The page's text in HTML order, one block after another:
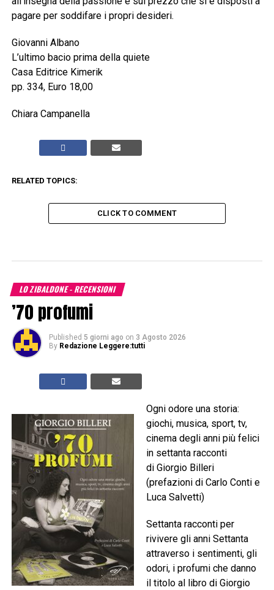
pagare per soddifare i propri desideri.
Giovanni Albano
L’ultimo bacio prima della quiete
Casa Editrice Kimerik
pp. 334, Euro 18,00
Chiara Campanella
RELATED TOPICS:
CLICK TO COMMENT
LO ZIBALDONE - RECENSIONI
’70 profumi
Published 5 giorni ago on 3 Agosto 2026
By Redazione Leggere:tutti
Ogni odore una storia:
giochi, musica, sport, tv,
cinema degli anni più felici
in settanta racconti
di Giorgio Billeri
(prefazioni di Carlo Conti e
Luca Salvetti)
Settanta racconti per
rivivere gli anni Settanta
attraverso i sentimenti, gli
odori, i profumi che danno
il titolo al libro di Giorgio